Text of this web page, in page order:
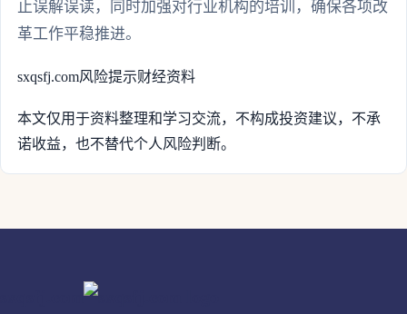
止误解误读，同时加强对行业机构的培训，确保各项改
革工作平稳推进。
sxqsfj.com风险提示财经资料
本文仅用于资料整理和学习交流，不构成投资建议，不承
诺收益，也不替代个人风险判断。